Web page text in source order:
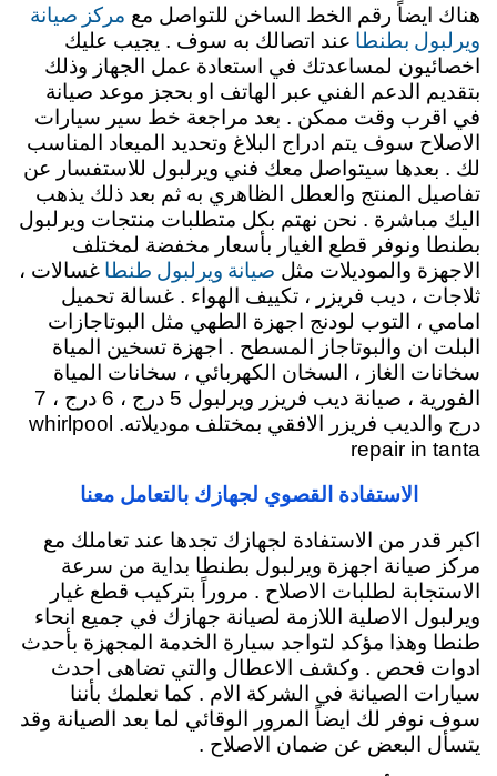
هناك ايضاً رقم الخط الساخن للتواصل مع مركز صيانة
ويرلبول بطنطا عند اتصالك به سوف . يجيب عليك
اخصائيون لمساعدتك في استعادة عمل الجهاز وذلك
بتقديم الدعم الفني عبر الهاتف او بحجز موعد صيانة
في اقرب وقت ممكن . بعد مراجعة خط سير سيارات
الاصلاح سوف يتم ادراج البلاغ وتحديد الميعاد المناسب
لك . بعدها سيتواصل معك فني ويرلبول للاستفسار عن
تفاصيل المنتج والعطل الظاهري به ثم بعد ذلك يذهب
اليك مباشرة . نحن نهتم بكل متطلبات منتجات ويرلبول
بطنطا ونوفر قطع الغيار بأسعار مخفضة لمختلف
الاجهزة والموديلات مثل صيانة ويرلبول طنطا غسالات ،
ثلاجات ، ديب فريزر ، تكييف الهواء . غسالة تحميل
امامي ، التوب لودنج اجهزة الطهي مثل البوتاجازات
البلت ان والبوتاجاز المسطح . اجهزة تسخين المياة
سخانات الغاز ، السخان الكهربائي ، سخانات المياة
الفورية ، صيانة ديب فريزر ويرلبول 5 درج ، 6 درج ، 7
درج والديب فريزر الافقي بمختلف موديلاته. whirlpool
repair in tanta
الاستفادة القصوي لجهازك بالتعامل معنا
اكبر قدر من الاستفادة لجهازك تجدها عند تعاملك مع
مركز صيانة اجهزة ويرلبول بطنطا بداية من سرعة
الاستجابة لطلبات الاصلاح . مروراً بتركيب قطع غيار
ويرلبول الاصلية اللازمة لصيانة جهازك في جميع انحاء
طنطا وهذا مؤكد لتواجد سيارة الخدمة المجهزة بأحدث
ادوات فحص . وكشف الاعطال والتي تضاهى احدث
سيارات الصيانة في الشركة الام . كما نعلمك بأننا
سوف نوفر لك ايضاً المرور الوقائي لما بعد الصيانة وقد
يتسأل البعض عن ضمان الاصلاح .